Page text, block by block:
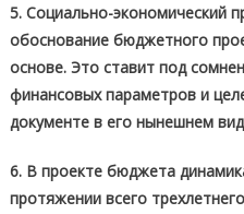
5. Социально-экономический
обоснование бюджетного
основе. Это ставит под
финансовых параметров и
документе в его нынешнем
6. В проекте бюджета
протяжении всего